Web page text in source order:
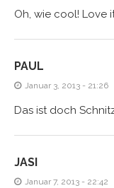
Oh, wie cool! Love
PAUL
Januar 3, 2013 - 21:26
Das ist doch
JASI
Januar 7, 2013 - 22:42